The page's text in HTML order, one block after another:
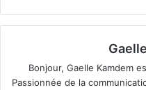
Bonjour, Gaelle Kamdem
Passionnée de la